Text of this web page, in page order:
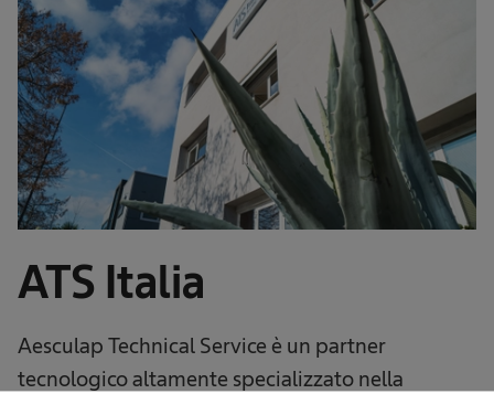
ATS Italia
Aesculap Technical Service è un partner
tecnologico altamente specializzato nella